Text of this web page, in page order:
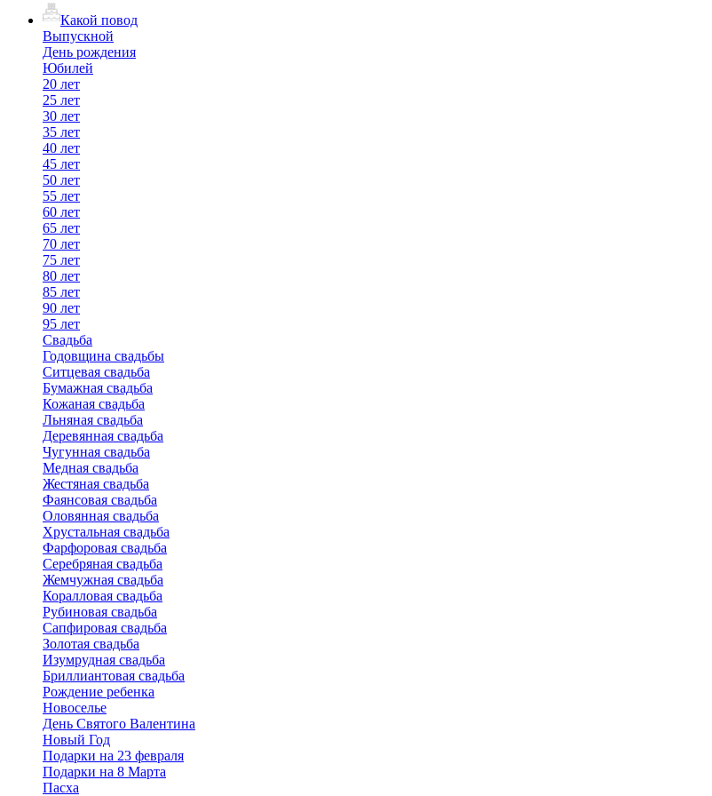
Какой повод
Выпускной
День рождения
Юбилей
20 лет
25 лет
30 лет
35 лет
40 лет
45 лет
50 лет
55 лет
60 лет
65 лет
70 лет
75 лет
80 лет
85 лет
90 лет
95 лет
Свадьба
Годовщина свадьбы
Ситцевая свадьба
Бумажная свадьба
Кожаная свадьба
Льняная свадьба
Деревянная свадьба
Чугунная свадьба
Медная свадьба
Жестяная свадьба
Фаянсовая свадьба
Оловянная свадьба
Хрустальная свадьба
Фарфоровая свадьба
Серебряная свадьба
Жемчужная свадьба
Коралловая свадьба
Рубиновая свадьба
Сапфировая свадьба
Золотая свадьба
Изумрудная свадьба
Бриллиантовая свадьба
Рождение ребенка
Новоселье
День Святого Валентина
Новый Год
Подарки на 23 февраля
Подарки на 8 Марта
Пасха